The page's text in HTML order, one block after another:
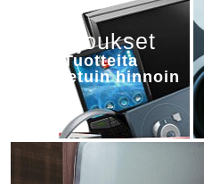
Tarjoukset
Tuotteita
alennetuin hinnoin